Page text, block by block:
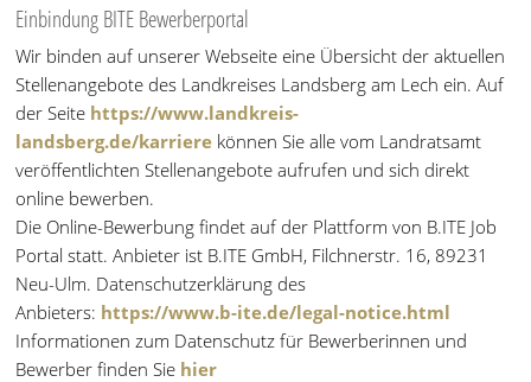
Einbindung BITE Bewerberportal
Wir binden auf unserer Webseite eine Übersicht der aktuellen
Stellenangebote des Landkreises Landsberg am Lech ein. Auf
der Seite https://www.landkreis-
landsberg.de/karriere können Sie alle vom Landratsamt
veröffentlichten Stellenangebote aufrufen und sich direkt
online bewerben.
Die Online-Bewerbung findet auf der Plattform von B.ITE Job
Portal statt. Anbieter ist B.ITE GmbH, Filchnerstr. 16, 89231
Neu-Ulm. Datenschutzerklärung des
Anbieters: https://www.b-ite.de/legal-notice.html
Informationen zum Datenschutz für Bewerberinnen und
Bewerber finden Sie hier